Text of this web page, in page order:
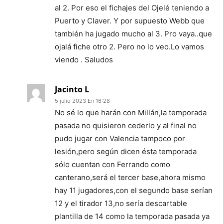
al 2. Por eso el fichajes del Ojelé teniendo a
Puerto y Claver. Y por supuesto Webb que
también ha jugado mucho al 3. Pro vaya..que
ojalá fiche otro 2. Pero no lo veo.Lo vamos
viendo . Saludos
Jacinto L
5 julio 2023 En 16:28
No sé lo que harán con Millán,la temporada
pasada no quisieron cederlo y al final no
pudo jugar con Valencia tampoco por
lesión,pero según dicen ésta temporada
sólo cuentan con Ferrando como
canterano,será el tercer base,ahora mismo
hay 11 jugadores,con el segundo base serían
12 y el tirador 13,no sería descartable
plantilla de 14 como la temporada pasada ya